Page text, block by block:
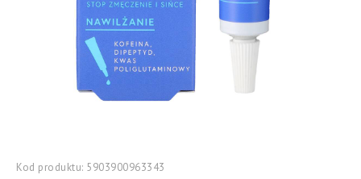
Kod produktu: 5903900963343